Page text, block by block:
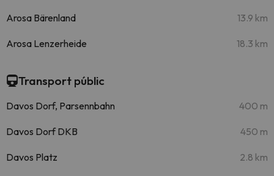
Arosa Bärenland 13.9 km
Arosa Lenzerheide 18.3 km
Transport públic
Davos Dorf, Parsennbahn 400 m
Davos Dorf DKB 450 m
Davos Platz 2.8 km